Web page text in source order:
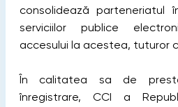
consolidează parteneriatul
serviciilor publice
accesului la acestea, tuturor
În calitatea sa de
înregistrare, CCI a